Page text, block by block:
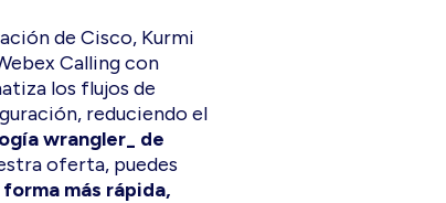
de Cisco, Kurmi
Calling con
los flujos de
reduciendo el
wrangler_ de
oferta, puedes
más rápida,